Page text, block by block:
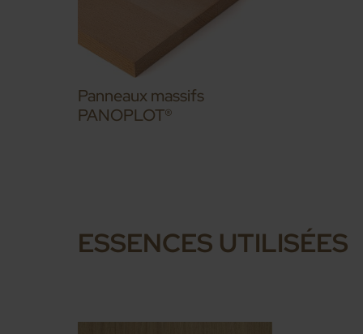
Panneaux massifs
PANOPLOT®
ESSENCES UTILISÉES